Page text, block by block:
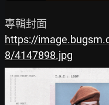
https://
8/4147898.jpg